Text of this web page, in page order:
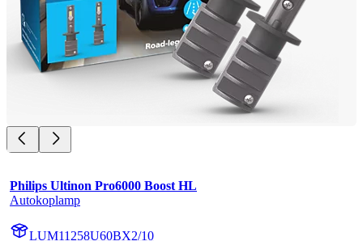
Philips Ultinon Pro6000 Boost HL
Autokoplamp
LUM11258U60BX2/10